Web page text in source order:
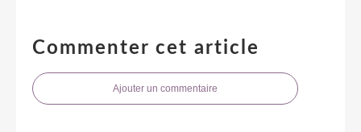
Commenter cet article
Ajouter un commentaire